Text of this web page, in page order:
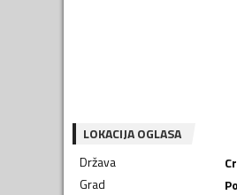
LOKACIJA OGLASA
Država
Grad